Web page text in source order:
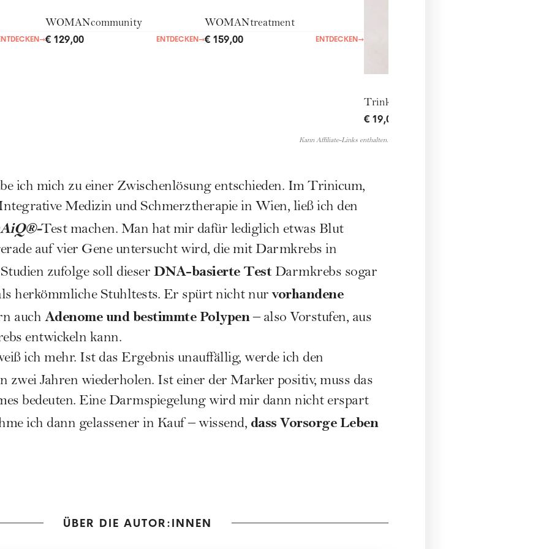
→
WOMANcommunity
€ 129,00 ENTDECKEN→
WOMANtreatment
€ 159,00 ENTDECKEN→
Trinkflasche 0,5l
€ 19,00
Kann Affiliate-Links enthalten.
ich mich zu einer Zwischenlösung entschieden. Im Trinicum,
Medizin und Schmerztherapie in Wien, ließ ich den
Test machen. Man hat mir dafür lediglich etwas Blut
auf vier Gene untersucht wird, die mit Darmkrebs in
zufolge soll dieser DNA-basierte TestDarmkrebs sogar
herkömmliche Stuhltests. Er spürt nicht nurvorhandene
auch Adenome und bestimmte Polypen– also Vorstufen, aus
entwickeln kann.
ich mehr. Ist das Ergebnis unauffällig, werde ich den
zwei Jahren wiederholen. Ist einer der Marker positiv, muss das
bedeuten. Eine Darmspiegelung wird mir dann nicht erspart
ich dann gelassener in Kauf – wissend, dass Vorsorge Leben
ÜBER DIE AUTOR:INNEN